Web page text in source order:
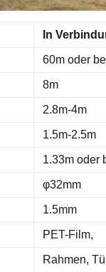
In
60m oder
8m
2.8m-4m
1.5m-2.5m
1.33m oder
φ32mm
1.5mm
PET-Film,
Rahmen,